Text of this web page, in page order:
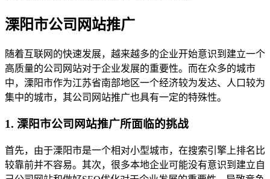
溧阳市公司网站推广
随着互联网的快速发展，越来越多的企业开始意识到建立一个
高质量的公司网站对于企业发展的重要性。而在众多的城市
中，溧阳市作为江苏省南部地区一个经济较为发达、人口较为
集中的城市，其公司网站推广也具有一定的特殊性。
1. 溧阳市公司网站推广所面临的挑战
首先，由于溧阳市是一个相对小型城市，在搜索引擎上排名比
较靠前并不容易。其次，很多本地企业可能没有意识到建立自